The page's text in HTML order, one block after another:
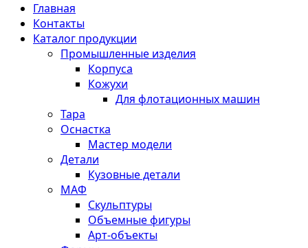
Главная
Контакты
Каталог продукции
Промышленные изделия
Корпуса
Кожухи
Для флотационных машин
Тара
Оснастка
Мастер модели
Детали
Кузовные детали
МАФ
Скульптуры
Объемные фигуры
Арт-объекты